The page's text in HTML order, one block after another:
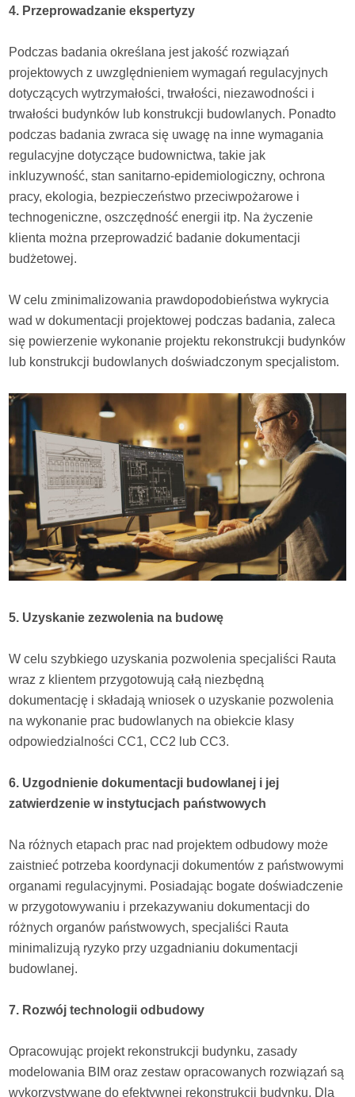
4. Przeprowadzanie ekspertyzy
Podczas badania określana jest jakość rozwiązań
projektowych z uwzględnieniem wymagań regulacyjnych
dotyczących wytrzymałości, trwałości, niezawodności i
trwałości budynków lub konstrukcji budowlanych. Ponadto
podczas badania zwraca się uwagę na inne wymagania
regulacyjne dotyczące budownictwa, takie jak
inkluzywność, stan sanitarno-epidemiologiczny, ochrona
pracy, ekologia, bezpieczeństwo przeciwpożarowe i
technogeniczne, oszczędność energii itp. Na życzenie
klienta można przeprowadzić badanie dokumentacji
budżetowej.
W celu zminimalizowania prawdopodobieństwa wykrycia
wad w dokumentacji projektowej podczas badania, zaleca
się powierzenie wykonanie projektu rekonstrukcji budynków
lub konstrukcji budowlanych doświadczonym specjalistom.
5. Uzyskanie zezwolenia na budowę
W celu szybkiego uzyskania pozwolenia specjaliści Rauta
wraz z klientem przygotowują całą niezbędną
dokumentację i składają wniosek o uzyskanie pozwolenia
na wykonanie prac budowlanych na obiekcie klasy
odpowiedzialności СС1, СС2 lub СС3.
6. Uzgodnienie dokumentacji budowlanej i jej
zatwierdzenie w instytucjach państwowych
Na różnych etapach prac nad projektem odbudowy może
zaistnieć potrzeba koordynacji dokumentów z państwowymi
organami regulacyjnymi. Posiadając bogate doświadczenie
w przygotowywaniu i przekazywaniu dokumentacji do
różnych organów państwowych, specjaliści Rauta
minimalizują ryzyko przy uzgadnianiu dokumentacji
budowlanej.
7. Rozwój technologii odbudowy
Opracowując projekt rekonstrukcji budynku, zasady
modelowania BIM oraz zestaw opracowanych rozwiązań są
wykorzystywane do efektywnej rekonstrukcji budynku. Dla